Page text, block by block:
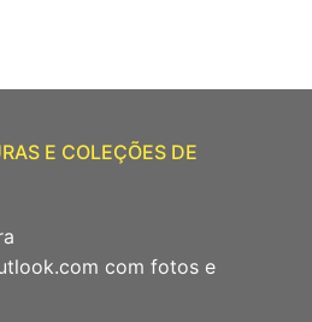
E COLEÇÕES DE
com fotos e